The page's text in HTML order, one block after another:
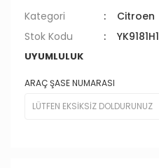
Kategori
Citroen
Stok Kodu
YK9181H1
UYUMLULUK
ARAÇ ŞASE NUMARASI